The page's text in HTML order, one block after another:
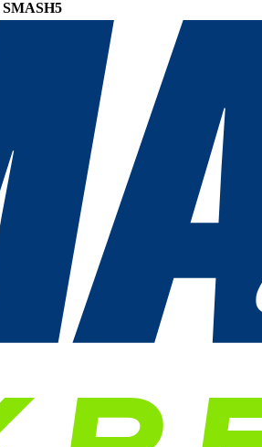
SMASH5